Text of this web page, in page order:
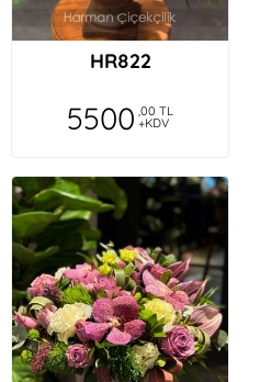
HR822
5500 ,00 TL
+KDV